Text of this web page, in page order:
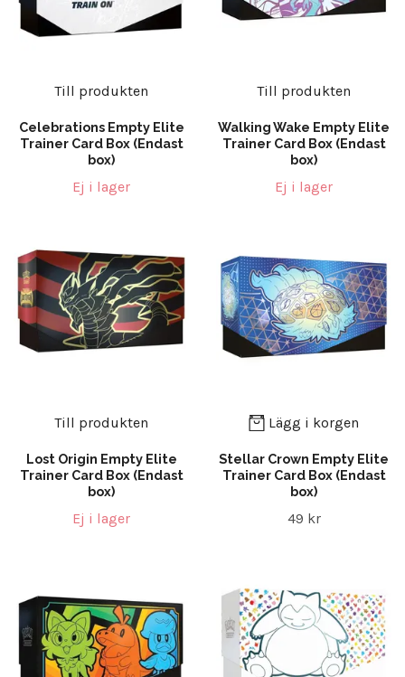
Till produkten
Celebrations Empty Elite
Trainer Card Box (Endast
box)
Ej i lager
Till produkten
Walking Wake Empty Elite
Trainer Card Box (Endast
box)
Ej i lager
Till produkten
Lost Origin Empty Elite
Trainer Card Box (Endast
box)
Ej i lager
Lägg i korgen
Stellar Crown Empty Elite
Trainer Card Box (Endast
box)
49 kr